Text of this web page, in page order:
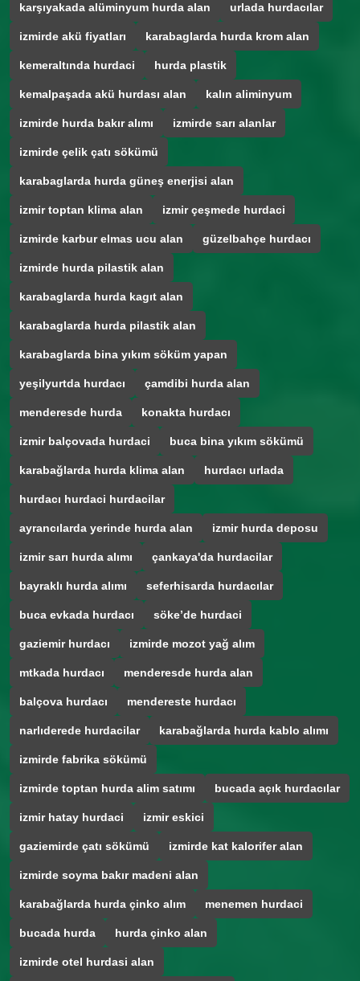
karşıyakada alüminyum hurda alan urlada hurdacılar
izmirde akü fiyatları karabaglarda hurda krom alan
kemeraltında hurdaci hurda plastik
kemalpaşada akü hurdası alan kalın aliminyum
izmirde hurda bakır alımı izmirde sarı alanlar
izmirde çelik çatı sökümü
karabaglarda hurda güneş enerjisi alan
izmir toptan klima alan izmir çeşmede hurdaci
izmirde karbur elmas ucu alan güzelbahçe hurdacı
izmirde hurda pilastik alan
karabaglarda hurda kagıt alan
karabaglarda hurda pilastik alan
karabaglarda bina yıkım söküm yapan
yeşilyurtda hurdacı çamdibi hurda alan
menderesde hurda konakta hurdacı
izmir balçovada hurdaci buca bina yıkım sökümü
karabağlarda hurda klima alan hurdacı urlada
hurdacı hurdaci hurdacilar
ayrancılarda yerinde hurda alan izmir hurda deposu
izmir sarı hurda alımı çankaya'da hurdacilar
bayraklı hurda alımı seferhisarda hurdacılar
buca evkada hurdacı söke’de hurdaci
gaziemir hurdacı izmirde mozot yağ alım
mtkada hurdacı menderesde hurda alan
balçova hurdacı mendereste hurdacı
narlıderede hurdacilar karabağlarda hurda kablo alımı
izmirde fabrika sökümü
izmirde toptan hurda alim satımı bucada açık hurdacılar
izmir hatay hurdaci izmir eskici
gaziemirde çatı sökümü izmirde kat kalorifer alan
izmirde soyma bakır madeni alan
karabağlarda hurda çinko alım menemen hurdaci
bucada hurda hurda çinko alan
izmirde otel hurdasi alan